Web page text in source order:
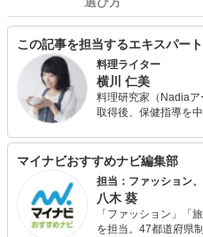
この記事を担当するエキスパート
料理ライター
横川 仁美
料理研究家（Nadia
取得後、保健指導を
特に家庭的な料理の
ージやコンセプトに
価値を伝える役割を
マイナビおすすめナビ編集部
担当：ファッション
八木 葵
「ファッション」「
を担当。47都道府県